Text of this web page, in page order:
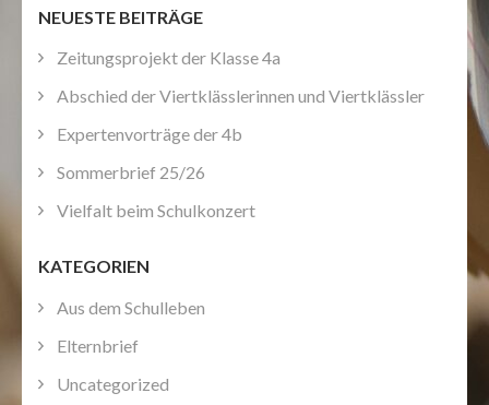
NEUESTE BEITRÄGE
Zeitungsprojekt der Klasse 4a
Abschied der Viertklässlerinnen und Viertklässler
Expertenvorträge der 4b
Sommerbrief 25/26
Vielfalt beim Schulkonzert
KATEGORIEN
Aus dem Schulleben
Elternbrief
Uncategorized